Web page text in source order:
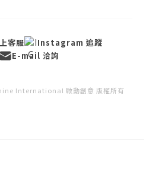
客服
Instagram 追蹤
E-mail 洽詢
International 啟動創意 版權所有